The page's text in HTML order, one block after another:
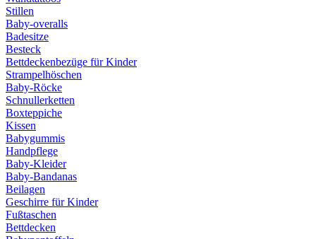
Stillen
Baby-overalls
Badesitze
Besteck
Bettdeckenbezüge für Kinder
Strampelhöschen
Baby-Röcke
Schnullerketten
Boxteppiche
Kissen
Babygummis
Handpflege
Baby-Kleider
Baby-Bandanas
Beilagen
Geschirre für Kinder
Fußtaschen
Bettdecken